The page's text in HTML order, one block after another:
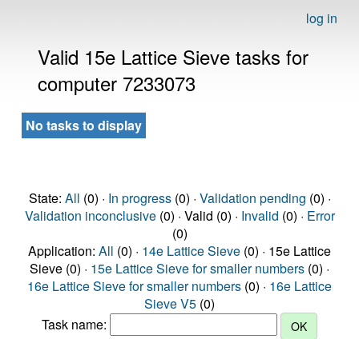
log in
Valid 15e Lattice Sieve tasks for
computer 7233073
No tasks to display
State: All (0) · In progress(0) · Validation pending (0) ·
Validation inconclusive(0) · Valid (0) · Invalid (0) · Error
(0)
Application: All (0) · 14e Lattice Sieve (0) · 15e Lattice
Sieve (0) · 15e Lattice Sieve for smaller numbers (0) ·
16e Lattice Sieve for smaller numbers (0) · 16e Lattice
Sieve V5 (0)
Task name: